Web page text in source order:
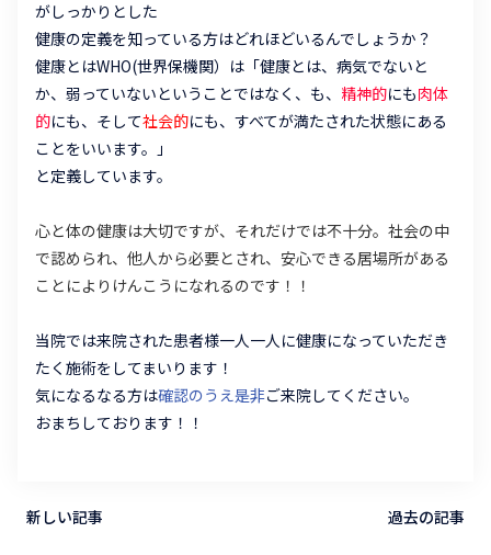
がしっかりとした
健康の定義を知っている方はどれほどいるんでしょうか？
健康とはWHO(世界保機関）は 「健康とは、病気でないと
か、弱っていないということではなく、も、 精神的にも肉体
的にも、そして社会的にも、すべてが満たされた状態にある
ことをいいます。」
と定義しています。
心と体の健康は大切ですが、それだけでは不十分。社会の中
で認められ、他人から必要とされ、安心できる居場所がある
ことによりけんこうになれるのです！！
当院では来院された患者様一人一人に健康になっていただき
たく施術をしてまいります！
気になるなる方は確認のうえ是非ご来院してください。
おまちしております！！
新しい記事 過去の記事